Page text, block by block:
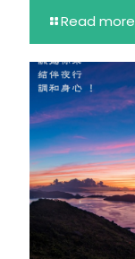
Read more